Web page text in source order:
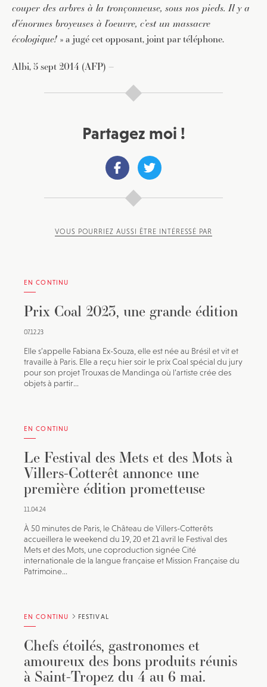
couper des arbres à la tronçonneuse, sous nos pieds. Il y a
d’énormes broyeuses à l’oeuvre, c’est un massacre
écologique! » a jugé cet opposant, joint par téléphone.
Albi, 5 sept 2014 (AFP) –
Partagez moi !
VOUS POURRIEZ AUSSI ÊTRE INTÉRESSÉ PAR
EN CONTINU
Prix Coal 2023, une grande édition
07.12.23
Elle s’appelle Fabiana Ex-Souza, elle est née au Brésil et vit et
travaille à Paris. Elle a reçu hier soir le prix Coal spécial du jury
pour son projet Trouxas de Mandinga où l’artiste crée des
objets à partir...
EN CONTINU
Le Festival des Mets et des Mots à
Villers-Cotterêt annonce une
première édition prometteuse
11.04.24
À 50 minutes de Paris, le Château de Villers-Cotterêts
accueillera le weekend du 19, 20 et 21 avril le Festival des
Mets et des Mots, une coproduction signée Cité
internationale de la langue française et Mission Française du
Patrimoine...
EN CONTINU FESTIVAL
Chefs étoilés, gastronomes et
amoureux des bons produits réunis
à Saint-Tropez du 4 au 6 mai.